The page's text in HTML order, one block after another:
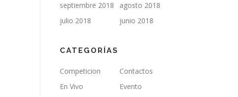
septiembre 2018
agosto 2018
julio 2018
junio 2018
CATEGORÍAS
Competicion
Contactos
En Vivo
Evento